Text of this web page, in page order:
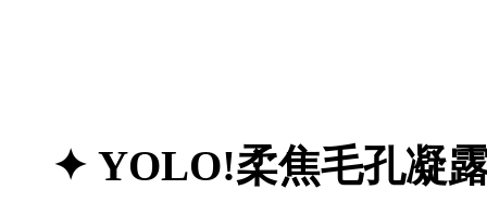
✦ YOLO!柔焦毛孔凝